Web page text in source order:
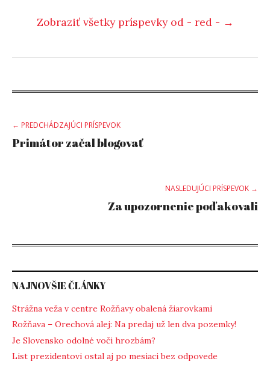
Zobraziť všetky príspevky od - red - →
Post
← PREDCHÁDZAJÚCI PRÍSPEVOK
Primátor začal blogovať
NASLEDUJÚCI PRÍSPEVOK →
Za upozornenie poďakovali
NAJNOVŠIE ČLÁNKY
Strážna veža v centre Rožňavy obalená žiarovkami
Rožňava – Orechová alej: Na predaj už len dva pozemky!
Je Slovensko odolné voči hrozbám?
List prezidentovi ostal aj po mesiaci bez odpovede